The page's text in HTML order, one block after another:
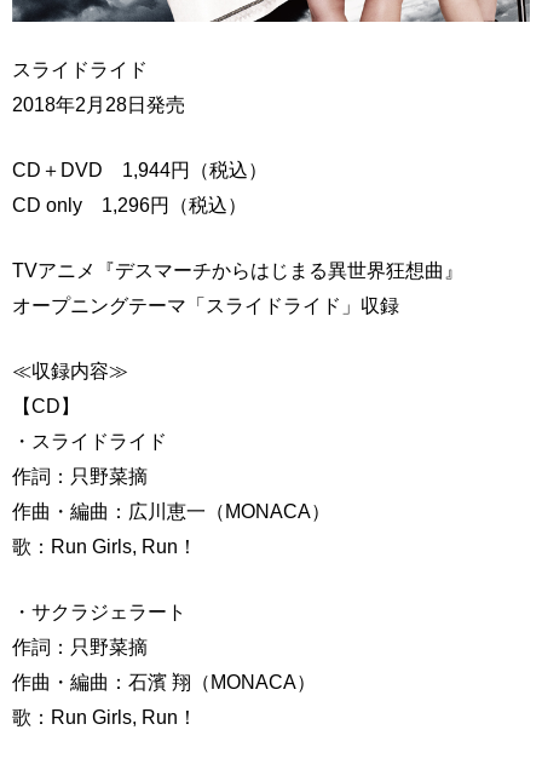
スライドライド
2018年2月28日発売
CD＋DVD 1,944円（税込）
CD only 1,296円（税込）
TVアニメ『デスマーチからはじまる異世界狂想曲』
オープニングテーマ「スライドライド」収録
≪収録内容≫
【CD】
・スライドライド
作詞：只野菜摘
作曲・編曲：広川恵一（MONACA）
歌：Run Girls, Run！
・サクラジェラート
作詞：只野菜摘
作曲・編曲：石濱 翔（MONACA）
歌：Run Girls, Run！